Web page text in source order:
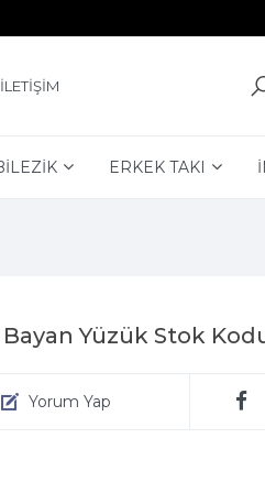
İLETİŞİM
ERKEK TAKI
Yüzük Stok
Yorum Yap